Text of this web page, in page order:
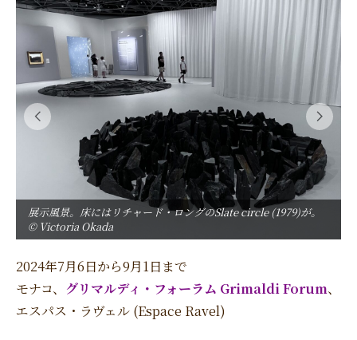
展示風景。床にはリチャード・ロングのSlate circle (1979)が。
© Victoria Okada
2024年7月6日から9月1日まで
モナコ、 グリマルディ・フォーラム Grimaldi Forum、
エスパス・ラヴェル (Espace Ravel)